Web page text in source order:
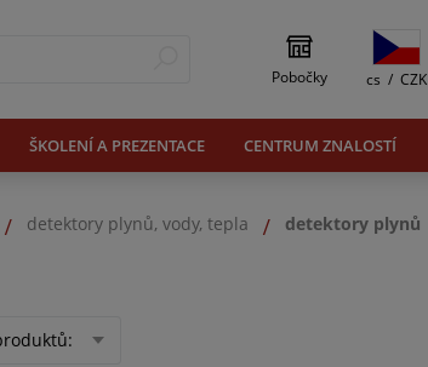
Pobočky cs / CZK
ŠKOLENÍ A PREZENTACE CENTRUM ZNALOSTÍ
detektory plynů, vody, tepla detektory plynů
: